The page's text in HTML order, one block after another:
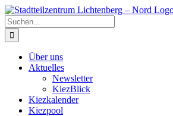
Zum
Inhalt
springen
Suche
nach:
Über uns
Aktuelles
Newsletter
KiezBlick
Kiezkalender
Kiezpool